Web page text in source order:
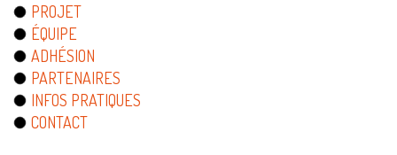
PROJET
ÉQUIPE
ADHÉSION
PARTENAIRES
INFOS PRATIQUES
CONTACT